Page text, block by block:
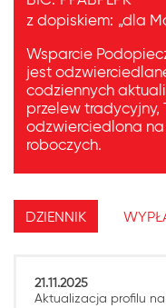
z dopiskiem: „dla
Wsparcie
jest
codziennych
przelew tradycyjny,
odzwierciedlona
roboczych.
DZIENNIK
21.11.2025
Aktualizacja profilu